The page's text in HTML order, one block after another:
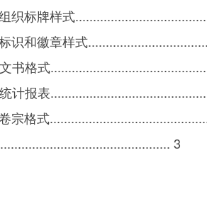
织标牌样式
识和徽章样式
书格式
计报表
宗格式
3